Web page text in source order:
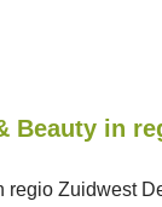
Beauty in
regio Zuidwest